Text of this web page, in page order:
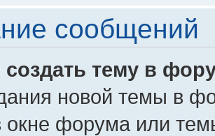
сообщений
создать тему в
новой темы в
окне форума или